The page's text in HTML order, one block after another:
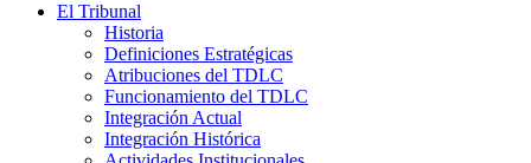
El Tribunal
Historia
Definiciones Estratégicas
Atribuciones del TDLC
Funcionamiento del TDLC
Integración Actual
Integración Histórica